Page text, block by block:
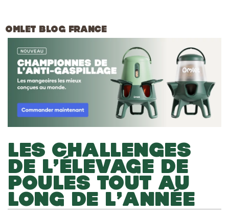
OMLET BLOG FRANCE
LES CHALLENGES
DE L’ÉLEVAGE DE
POULES TOUT AU
LONG DE L’ANNÉE